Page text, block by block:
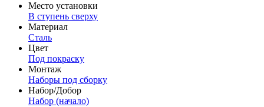
Место установки
В ступень сверху
Материал
Сталь
Цвет
Под покраску
Монтаж
Наборы под сборку
Набор/Добор
Набор (начало)